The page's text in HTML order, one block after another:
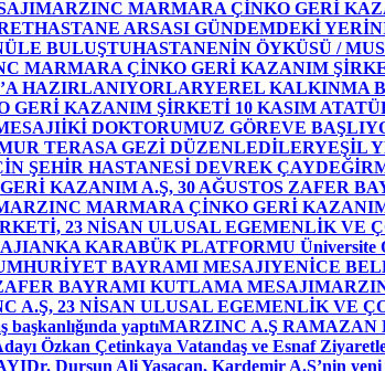
MARZINC MARMARA ÇİNKO GERİ
HASTANE ARSASI GÜNDEMDEKİ
BULUŞTUHASTANENİN ÖYKÜSÜ /
MARMARA ÇİNKO GERİ KAZANIM
HAZIRLANIYORLARYEREL KALKINMA
GERİ KAZANIM ŞİRKETİ 10 KASIM
İKİ DOKTORUMUZ GÖREVE
TERASA GEZİ DÜZENLEDİLERYEŞİL
ŞEHİR HASTANESİ DEVREK
KAZANIM A.Ş, 30 AĞUSTOS ZAFER
MARMARA ÇİNKO GERİ
23 NİSAN ULUSAL EGEMENLİK VE
ANKA KARABÜK PLATFORMU Üniversite
BAYRAMI MESAJIYENİCE
BAYRAMI KUTLAMA MESAJI
A.Ş, 23 NİSAN ULUSAL EGEMENLİK VE
başkanlığında yaptıMARZINC A.Ş
Özkan Çetinkaya Vatandaş ve Esnaf
Dr. Dursun Ali Yaşacan, Kardemir A.Ş’nin